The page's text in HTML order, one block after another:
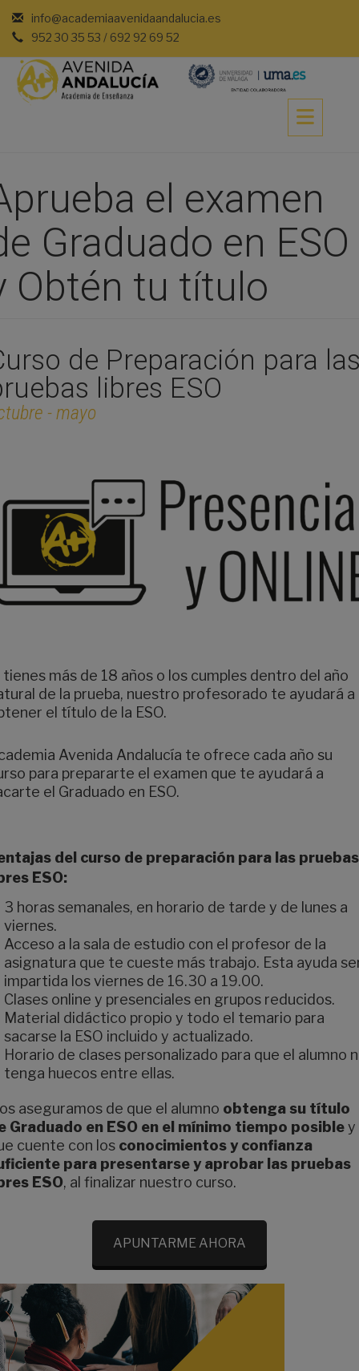
contenido
info@academiaavenidaandalucia.es
952 30 35 53 / 692 92 69 52
el examen
Graduado en ESO
Obtén tu título
de Preparación para
libres ESO
- mayo
tienes más de 18 años o los cumples dentro del año
de la prueba, nuestro profesorado te ayudará a
el título de la ESO.
Avenida Andalucía te ofrece cada año su
para prepararte el examen que te ayudará a
el Graduado en ESO.
del curso de preparación para las pruebas
ESO:
3 horas semanales, en horario de tarde y de lunes a
viernes.
Acceso a la sala de estudio con el profesor de la
asignatura que te cueste más trabajo. Esta ayuda
impartida los viernes de 16.30 a 19.00.
Clases online y presenciales en grupos reducidos.
Material didáctico propio y todo el temario para
sacarse la ESO incluido y actualizado.
Horario de clases personalizado para que el alumno
tenga huecos entre ellas.
aseguramos de que el alumno obtenga su título
Graduado en ESO en el mínimo tiempo posibley
cuente con los conocimientos y confianza
para presentarse y aprobar las pruebas
ESO, al finalizar nuestro curso.
APUNTARME AHORA